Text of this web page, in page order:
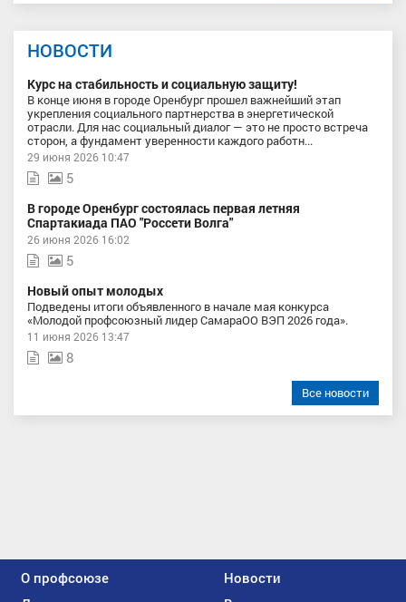
НОВОСТИ
Курс на стабильность и социальную защиту!
В конце июня в городе Оренбург прошел важнейший этап
укрепления социального партнерства в энергетической
отрасли. Для нас социальный диалог — это не просто встреча
сторон, а фундамент уверенности каждого работн...
29 июня 2026 10:47
5
В городе Оренбург состоялась первая летняя
Спартакиада ПАО "Россети Волга"
26 июня 2026 16:02
5
Новый опыт молодых
Подведены итоги объявленного в начале мая конкурса
«Молодой профсоюзный лидер СамараОО ВЭП 2026 года».
11 июня 2026 13:47
8
Все новости
О профсоюзе
Новости